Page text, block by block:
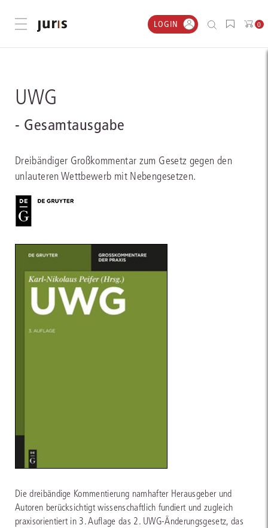
Menü öffnen LOGIN 0
UWG
- Gesamtausgabe
Dreibändiger Großkommentar zum Gesetz gegen den
unlauteren Wettbewerb mit Nebengesetzen.
Die dreibändige Kommentierung namhafter Herausgeber und
Autoren berücksichtigt wissenschaftlich fundiert und zugleich
praxisorientiert in 3. Auflage das 2. UWG-Änderungsgesetz, das